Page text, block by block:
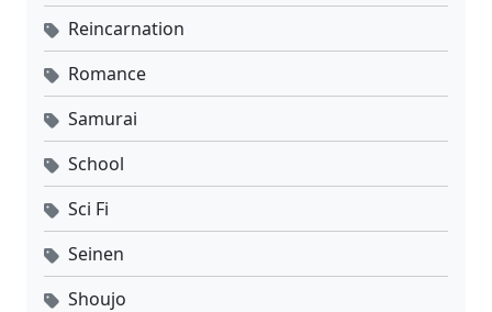
Reincarnation
Romance
Samurai
School
Sci Fi
Seinen
Shoujo